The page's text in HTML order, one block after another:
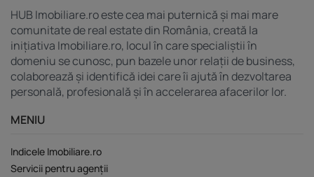
HUB Imobiliare.ro este cea mai puternică și mai mare
comunitate de real estate din România, creată la
inițiativa Imobiliare.ro, locul în care specialiștii în
domeniu se cunosc, pun bazele unor relații de business,
colaborează și identifică idei care îi ajută în dezvoltarea
personală, profesională și în accelerarea afacerilor lor.
MENIU
Indicele Imobiliare.ro
Servicii pentru agenții